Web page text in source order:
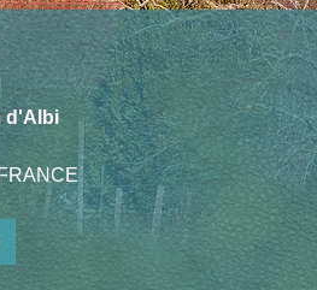
d'Albi